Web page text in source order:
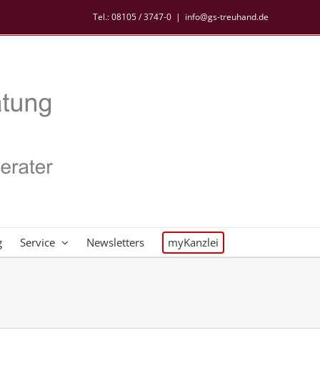
Tel.:08105 / 3747-0 | info@gs-treuhand.de
Service Newsletters myKanzlei